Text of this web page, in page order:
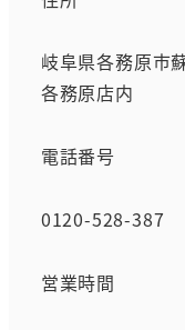
岐阜県各務原市
各務原店内
電話番号
0120-528-387
営業時間